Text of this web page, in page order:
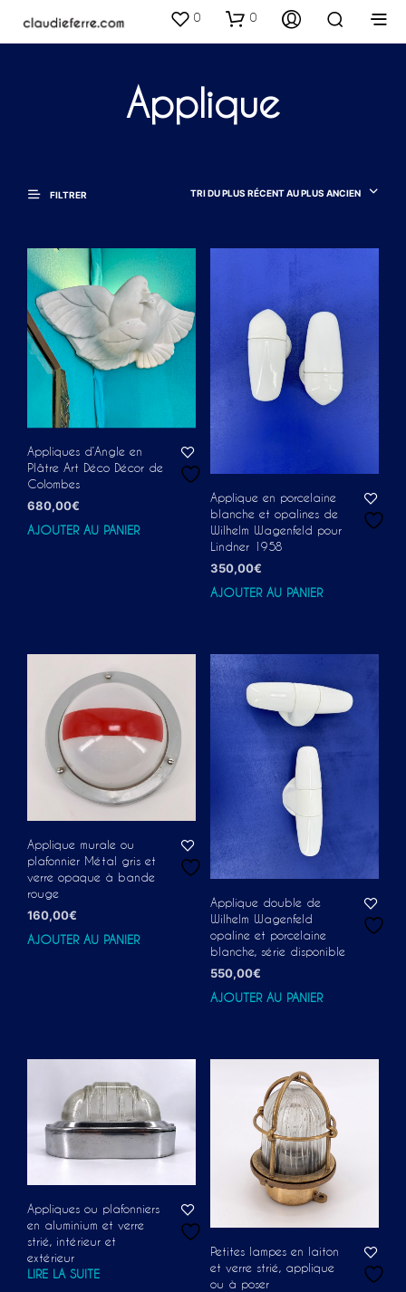
0 0
Applique
FILTRER TRI DU PLUS RÉCENT AU PLUS ANCIEN
Appliques d’Angle en
Plâtre Art Déco Décor de
Colombes
680,00€
AJOUTER AU PANIER
Applique en porcelaine
blanche et opalines de
Wilhelm Wagenfeld pour
Lindner 1958
350,00€
AJOUTER AU PANIER
Applique murale ou
plafonnier Métal gris et
verre opaque à bande
rouge
160,00€
AJOUTER AU PANIER
Applique double de
Wilhelm Wagenfeld
opaline et porcelaine
blanche, série disponible
550,00€
AJOUTER AU PANIER
Appliques ou plafonniers
en aluminium et verre
strié, intérieur et
extérieur
LIRE LA SUITE
Petites lampes en laiton
et verre strié, applique
ou à poser